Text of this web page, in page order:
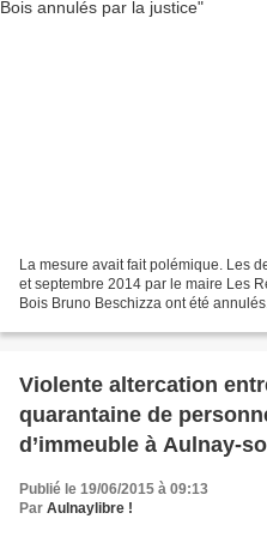
La mesure avait fait polémique. Les
et septembre 2014 par le maire Les
Bois Bruno Beschizza ont été
Violente altercation
quarantaine de
d’immeuble à Aulnay-
Publié le 19/06/2015 à 09:13
Par Aulnaylibre !